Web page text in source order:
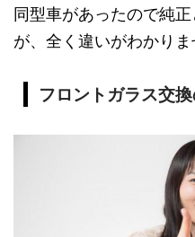
同型車があったので純
が、全く違いがわかりま
フロントガラス交